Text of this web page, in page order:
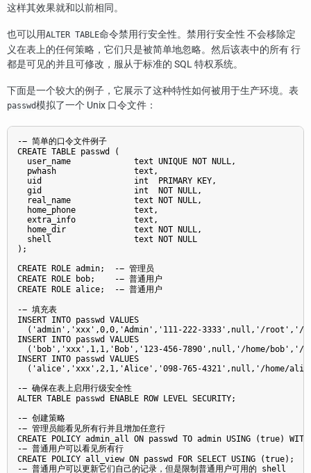
这样其效果就和以前相同。
也可以用ALTER TABLE命令禁用行安全性。禁用行安全性 不会移除定
义在表上的任何策略，它们只是被简单地忽略。然后该表中的所有 行
都是可见的并且可修改，服从于标准的 SQL 特权系统。
下面是一个较大的例子，它展示了这种特性如何被用于生产环境。表
passwd模拟了一个 Unix 口令文件：
-− 简单的口令文件例子
CREATE TABLE passwd (
  user_name             text UNIQUE NOT NULL,
  pwhash                text,
  uid                   int  PRIMARY KEY,
  gid                   int  NOT NULL,
  real_name             text NOT NULL,
  home_phone            text,
  extra_info            text,
  home_dir              text NOT NULL,
  shell                 text NOT NULL
);
CREATE ROLE admin;  -− 管理员
CREATE ROLE bob;    -− 普通用户
CREATE ROLE alice;  -− 普通用户
-− 填充表
INSERT INTO passwd VALUES
('admin','xxx',0,0,'Admin','111-222-3333',null,'/root','/
INSERT INTO passwd VALUES
('bob','xxx',1,1,'Bob','123-456-7890',null,'/home/bob','/
INSERT INTO passwd VALUES
('alice','xxx',2,1,'Alice','098-765-4321',null,'/home/
-− 确保在表上启用行级安全性
ALTER TABLE passwd ENABLE ROW LEVEL SECURITY;
-− 创建策略
-− 管理员能看见所有行并且增加任意行
CREATE POLICY admin_all ON passwd TO admin USING (true)
-− 普通用户可以看见所有行
CREATE POLICY all_view ON passwd FOR SELECT USING (true);
-− 普通用户可以更新它们自己的记录，但是限制普通用户可用的 shell